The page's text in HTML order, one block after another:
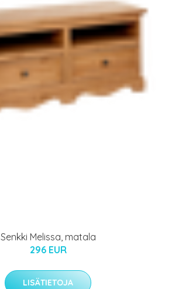
Senkki Melissa, matala
296 EUR
LISÄTIETOJA